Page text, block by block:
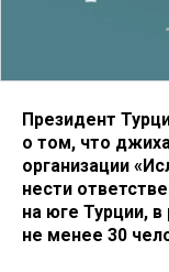
Президент
о том, что
организации
нести
на юге Турции, в
не менее 30